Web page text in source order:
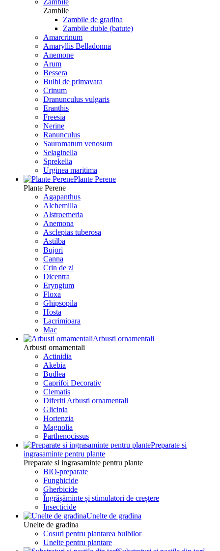
Zambile
Zambile
Zambile de gradina
Zambile duble (batute)
Amarcrinum
Amaryllis Belladonna
Anemone
Arum
Bessera
Bulbi de primavara
Crinum
Dranunculus vulgaris
Eranthis
Freesiа
Nerine
Ranunculus
Sauromatum venosum
Selaginella
Sprekelia
Urginea maritima
Plante Perene
Plante Perene
Agapanthus
Alchemilla
Alstroemeria
Anemona
Asclepias tuberosa
Astilba
Bujori
Canna
Crin de zi
Dicentra
Eryngium
Floxa
Ghipsopila
Hosta
Lacrimioara
Mac
Arbusti ornamentali
Arbusti ornamentali
Actinidia
Akebia
Budlea
Caprifoi Decorativ
Clematis
Diferiti Arbusti ornamentali
Glicinia
Hortenzia
Magnolia
Parthenocissus
Preparate si
ingrasaminte pentru plante
Preparate si ingrasaminte pentru plante
BIO-preparate
Funghicide
Gherbicide
Îngrășăminte și stimulatori de creștere
Insecticide
Unelte de gradina
Unelte de gradina
Cosuri pentru plantarea bulbilor
Unelte pentru plantare